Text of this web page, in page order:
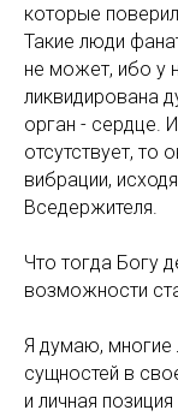
которые
Такие люди
не может, ибо у
ликвидирована
орган - сердце.
отсутствует, то
вибрации,
Вседержителя.
Что тогда Богу
возможности
Я думаю, многие
сущностей в
и личная